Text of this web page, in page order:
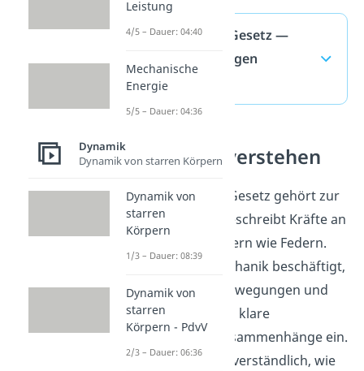
Hookesches Gesetz —
häufigste Fragen
(ausklappen)
Mechanik verstehen
Das Hookesche Gesetz gehört zur
Mechanik und beschreibt Kräfte an
elastischen Körpern wie Federn.
Wer sich mit Mechanik beschäftigt,
ordnet Kräfte, Bewegungen und
Verformungen in klare
physikalische Zusammenhänge ein.
Dabei wird auch verständlich, wie
Leistung
4/5 – Dauer: 04:40
Mechanische
Energie
5/5 – Dauer: 04:36
Dynamik
Dynamik von starren Körpern
Dynamik von
starren
Körpern
1/3 – Dauer: 08:39
Dynamik von
starren
Körpern - PdvV
2/3 – Dauer: 06:36